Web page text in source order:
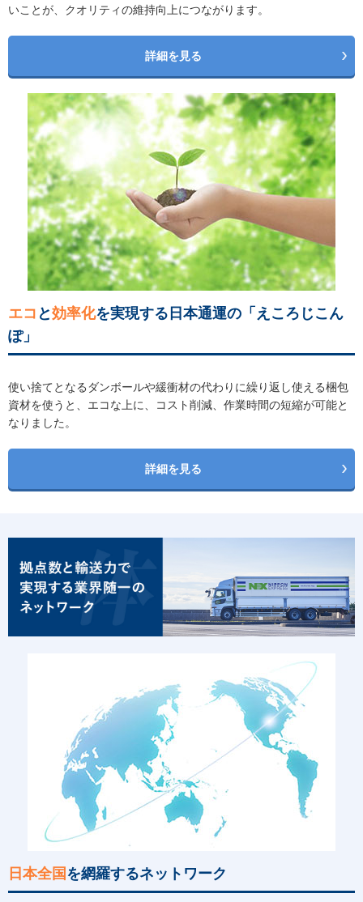
いことが、クオリティの維持向上につながります。
詳細を見る
エコ と効率化を実現する日本通運の「えころじこん
ぽ」
使い捨てとなるダンボールや緩衝材の代わりに繰り返し使える梱包
資材を使うと、エコな上に、コスト削減、作業時間の短縮が可能と
なりました。
詳細を見る
日本全国 を網羅するネットワーク